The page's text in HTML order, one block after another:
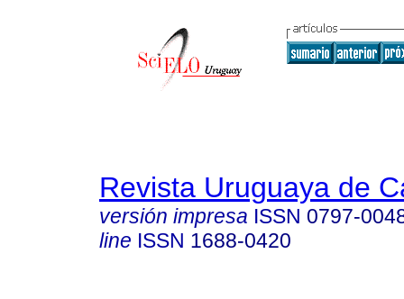
Revista Uruguaya de
versión impresa ISSN 0797-
line ISSN 1688-0420